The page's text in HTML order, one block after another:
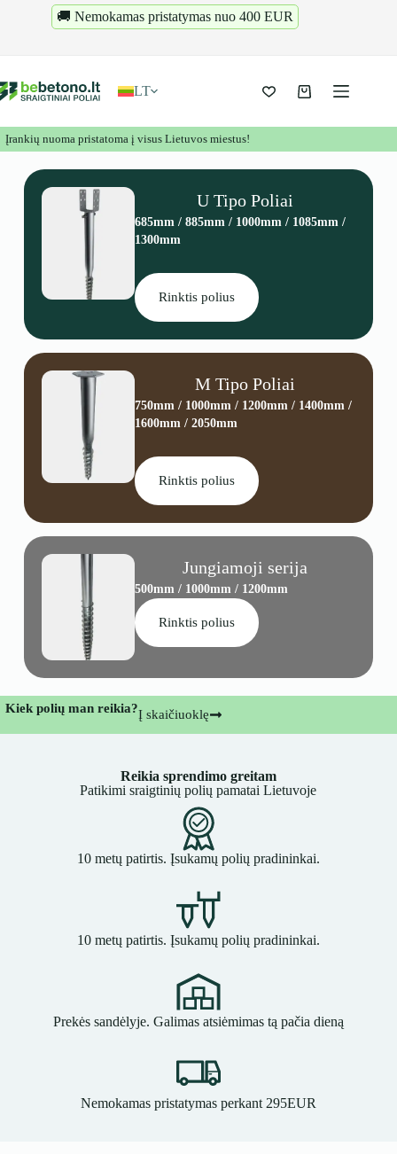
🚚 Nemokamas pristatymas nuo 400 EUR
LT
Įrankių nuoma pristatoma į visus Lietuvos miestus!
U Tipo Poliai
685mm / 885mm / 1000mm / 1085mm /
1300mm
Rinktis polius
M Tipo Poliai
750mm / 1000mm / 1200mm / 1400mm /
1600mm / 2050mm
Rinktis polius
Jungiamoji serija
500mm / 1000mm / 1200mm
Rinktis polius
Kiek polių man reikia?Į skaičiuoklę
Reikia sprendimo greitam
Patikimi sraigtinių polių pamatai Lietuvoje
10 metų patirtis. Įsukamų polių pradininkai.
10 metų patirtis. Įsukamų polių pradininkai.
Prekės sandėlyje. Galimas atsiėmimas tą pačia dieną
Nemokamas pristatymas perkant 295EUR